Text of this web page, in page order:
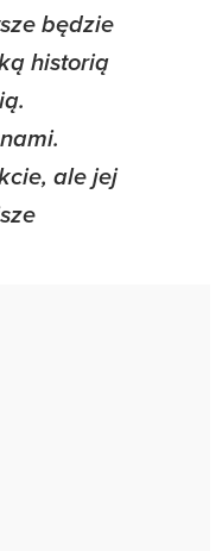
będzie
historią
ale jej